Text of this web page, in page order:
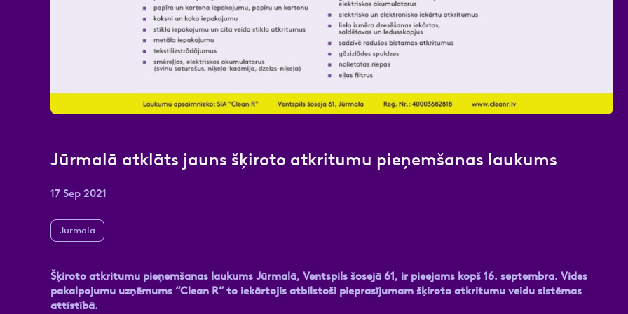
Jūrmalā atklāts jauns šķiroto atkritumu pieņemšanas laukums
17 Sep 2021
Jūrmala
Šķiroto atkritumu pieņemšanas laukums Jūrmalā, Ventspils šosejā 61, ir pieejams kopš 16. septembra. Vides
pakalpojumu uzņēmums “Clean R” to iekārtojis atbilstoši pieprasījumam šķiroto atkritumu veidu sistēmas
attīstībā.
Atzīmējiet, ka piekrītat personas datu apstrādei.Vairāk